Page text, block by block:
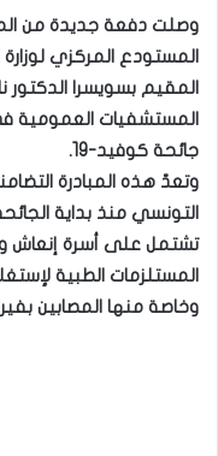
وصلت دفعة جديدة من
المستودع المركزي
المقيم بسويسرا
المستشفيات العمومية
جائحة كوفيد-19.
وتعدّ هذه المبادرة
التونسي منذ بداية
تشتمل على أسرة إنعاش
المستلزمات الطبية
وخاصة منها المصابين